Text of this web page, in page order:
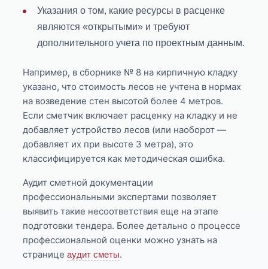
Указания о том, какие ресурсы в расценке
являются «открытыми» и требуют
дополнительного учета по проектным данным.
Например, в сборнике № 8 на кирпичную кладку
указано, что стоимость лесов не учтена в нормах
на возведение стен высотой более 4 метров.
Если сметчик включает расценку на кладку и не
добавляет устройство лесов (или наоборот —
добавляет их при высоте 3 метра), это
классифицируется как методическая ошибка.
Аудит сметной документации
профессиональными экспертами позволяет
выявить такие несоответствия еще на этапе
подготовки тендера. Более детально о процессе
профессиональной оценки можно узнать на
страницеаудит сметы.